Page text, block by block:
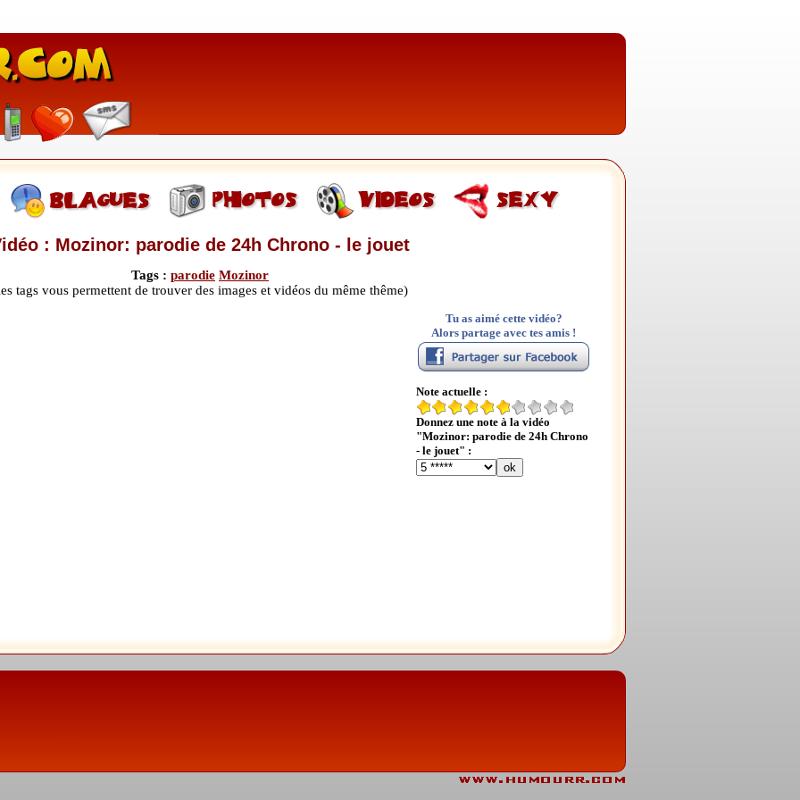
: Mozinor: parodie de 24h Chrono - le jouet
Tags : parodie Mozinor
tags vous permettent de trouver des images et vidéos du même thême)
Tu as aimé cette vidéo?
Alors partage avec tes amis !
Note actuelle :
Donnez une note à la vidéo
"Mozinor: parodie de 24h Chrono
- le jouet" :